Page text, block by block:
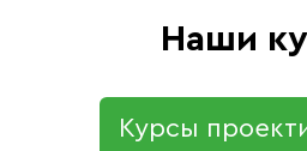
Наши
Курсы